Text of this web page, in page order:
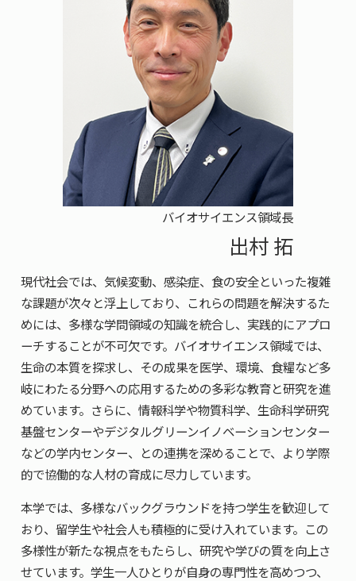
バイオサイエンス領域長
出村 拓
現代社会では、気候変動、感染症、食の安全といった複雑
な課題が次々と浮上しており、これらの問題を解決するた
めには、多様な学問領域の知識を統合し、実践的にアプロ
ーチすることが不可欠です。バイオサイエンス領域では、
生命の本質を探求し、その成果を医学、環境、食糧など多
岐にわたる分野への応用するための多彩な教育と研究を進
めています。さらに、情報科学や物質科学、生命科学研究
基盤センターやデジタルグリーンイノベーションセンター
などの学内センター、との連携を深めることで、より学際
的で協働的な人材の育成に尽力しています。
本学では、多様なバックグラウンドを持つ学生を歓迎して
おり、留学生や社会人も積極的に受け入れています。この
多様性が新たな視点をもたらし、研究や学びの質を向上さ
せています。学生一人ひとりが自身の専門性を高めつつ、